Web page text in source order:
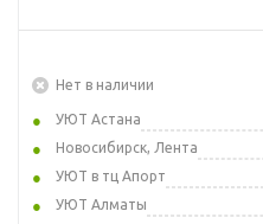
Нет в наличии
УЮТ Астана
Новосибирск, Лента
УЮТ в тц Апорт
УЮТ Алматы